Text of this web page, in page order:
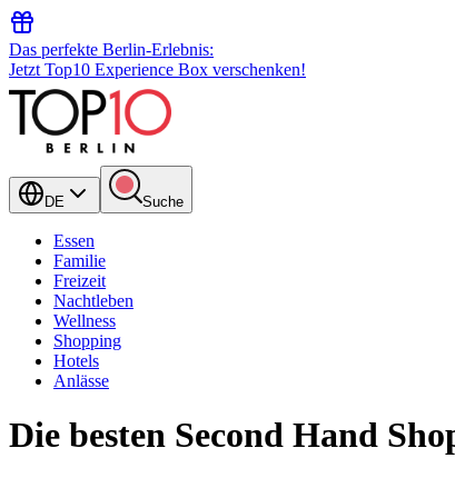
Das perfekte Berlin-Erlebnis:
Jetzt Top10 Experience Box verschenken!
DE Suche
Essen
Familie
Freizeit
Nachtleben
Wellness
Shopping
Hotels
Anlässe
Die besten Second Hand